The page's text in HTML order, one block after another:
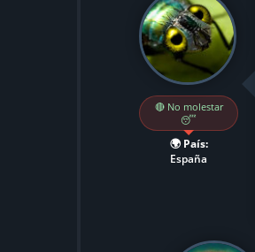
🔴 No molestar
😴
🌍 País:
España